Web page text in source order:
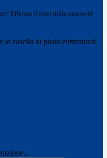
Effettua il reset della password
casella di posta elettronica!